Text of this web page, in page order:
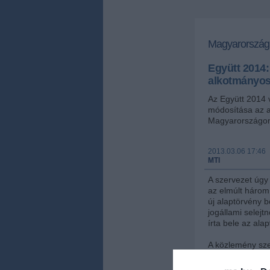
Magyarország
Együtt
Az Együtt 2014
módosítása az
2013.03.06 17:46
MTI
A szervezet
az elmúlt
új alaptörvény
jogállami
írta bele az
A közlemény